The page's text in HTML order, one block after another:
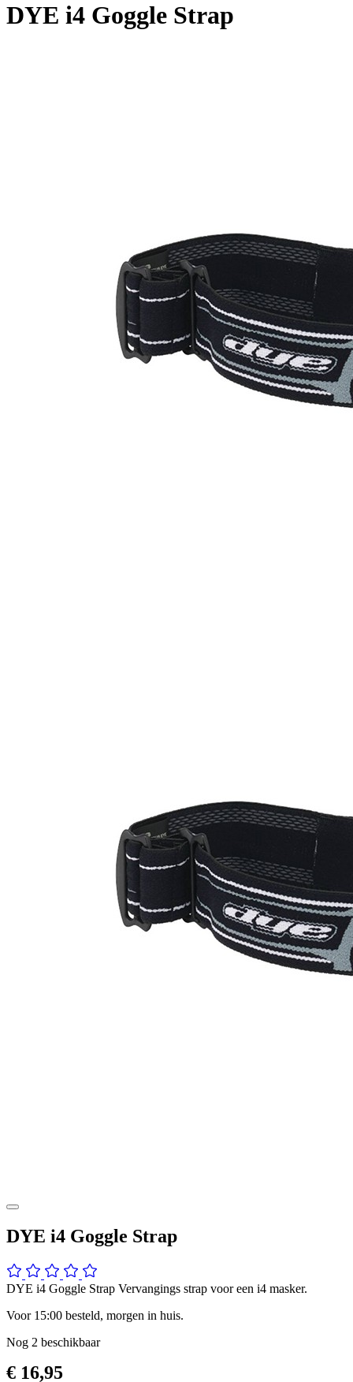
DYE i4 Goggle Strap
DYE i4 Goggle Strap
DYE i4 Goggle Strap Vervangings strap voor een i4 masker.
Voor 15:00 besteld, morgen in huis.
Nog 2 beschikbaar
€ 16,95